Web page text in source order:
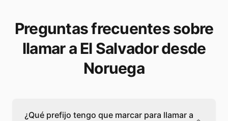
Preguntas frecuentes sobre
llamar a El Salvador desde
Noruega
¿Qué prefijo tengo que marcar para llamar a